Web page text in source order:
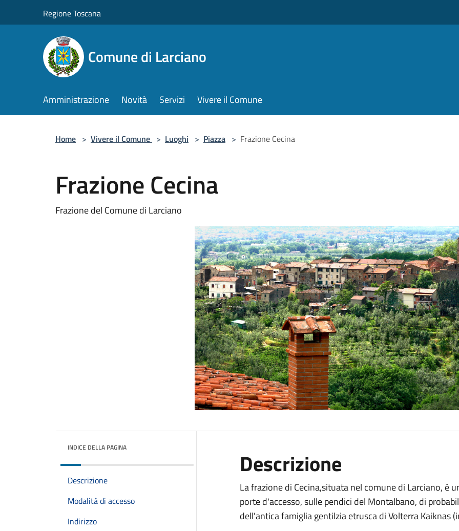
Regione Toscana
Comune di Larciano
Amministrazione Novità Servizi Vivere il Comune
Home > Vivere il Comune > Luoghi > Piazza > Frazione Cecina
Frazione Cecina
Frazione del Comune di Larciano
INDICE DELLA PAGINA
Descrizione
Modalità di accesso
Indirizzo
Descrizione
La frazione di Cecina,situata nel comune di Larciano, è
porte d'accesso, sulle pendici del Montalbano, di
dell'antica famiglia gentilzia etrusca di Volterra Kaiknas